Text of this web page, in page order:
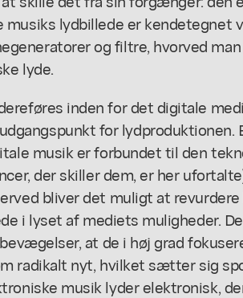
musiks lydbillede er kendetegnet
og filtre, hvorved
lyde.
inden for det digitale
for lydproduktionen.
musik er forbundet til den
der skiller dem, er her
bliver det muligt at
i lyset af mediets muligheder.
at de i høj grad
radikalt nyt, hvilket sætter sig
musik lyder elektronisk,